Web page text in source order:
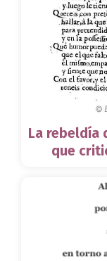
La rebeldía
que